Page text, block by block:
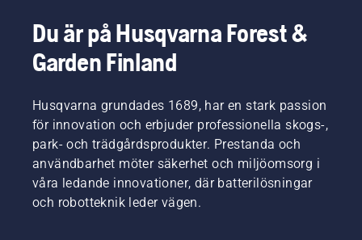
Du är på Husqvarna Forest &
Garden Finland
Husqvarna grundades 1689, har en stark passion
för innovation och erbjuder professionella skogs-,
park- och trädgårdsprodukter. Prestanda och
användbarhet möter säkerhet och miljöomsorg i
våra ledande innovationer, där batterilösningar
och robotteknik leder vägen.